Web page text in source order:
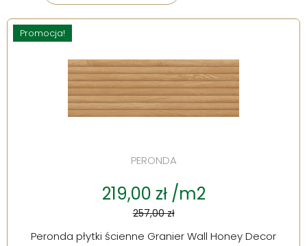
Promocja!
PERONDA
219,00 zł /m2
257,00 zł
Peronda płytki ścienne Granier Wall Honey Decor